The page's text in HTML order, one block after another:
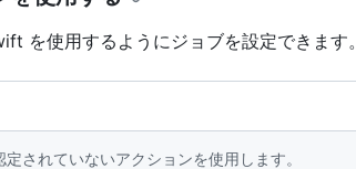
を使用するようにジョブを設定できます。
されていないアクションを使用します。